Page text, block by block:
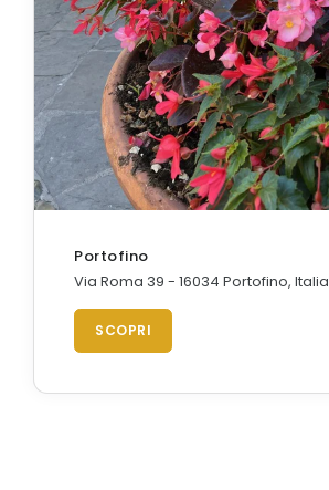
Portofino
Via Roma 39 - 16034 Portofino, Italia
SCOPRI